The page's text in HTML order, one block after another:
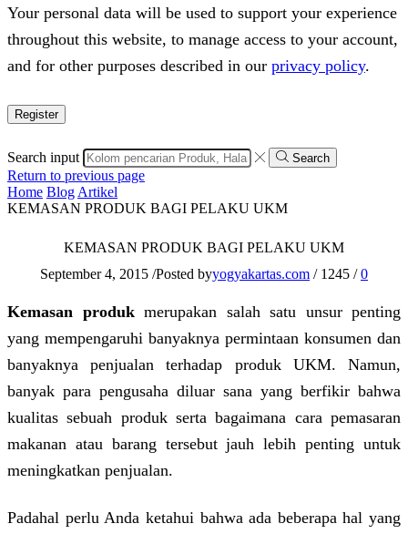
Your personal data will be used to support your experience
throughout this website, to manage access to your account,
and for other purposes described in our privacy policy.
Register
Search input Search
Return to previous page
Home Blog Artikel
KEMASAN PRODUK BAGI PELAKU UKM
KEMASAN PRODUK BAGI PELAKU UKM
September 4, 2015 /Posted byyogyakartas.com / 1245 / 0
Kemasan produkmerupakan salah satu unsur penting
yang mempengaruhi banyaknya permintaan konsumen dan
banyaknya penjualan terhadap produk UKM. Namun,
banyak para pengusaha diluar sana yang berfikir bahwa
kualitas sebuah produk serta bagaimana cara pemasaran
makanan atau barang tersebut jauh lebih penting untuk
meningkatkan penjualan.
Padahal perlu Anda ketahui bahwa ada beberapa hal yang